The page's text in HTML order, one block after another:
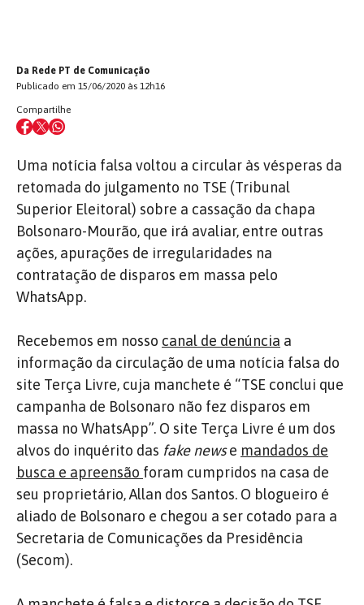
Da Rede PT de Comunicação
Publicado em 15/06/2020 às 12h16
Compartilhe
Uma notícia falsa voltou a circular às vésperas da
retomada do julgamento no TSE (Tribunal
Superior Eleitoral) sobre a cassação da chapa
Bolsonaro-Mourão, que irá avaliar, entre outras
ações, apurações de irregularidades na
contratação de disparos em massa pelo
WhatsApp.
Recebemos em nosso canal de denúncia a
informação da circulação de uma notícia falsa do
site Terça Livre, cuja manchete é “TSE conclui que
campanha de Bolsonaro não fez disparos em
massa no WhatsApp”. O site Terça Livre é um dos
alvos do inquérito das fake newse mandados de
busca e apreensão foram cumpridos na casa de
seu proprietário, Allan dos Santos. O blogueiro é
aliado de Bolsonaro e chegou a ser cotado para a
Secretaria de Comunicações da Presidência
(Secom).